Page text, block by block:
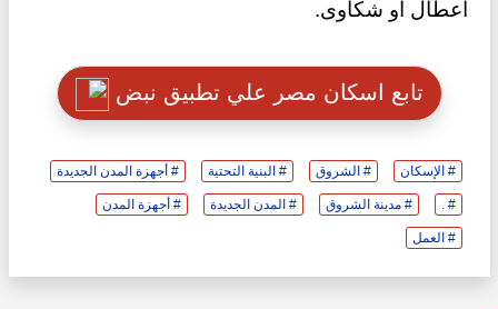
أعطال أو شكاوى.
تابع اسكان مصر علي تطبيق نبض
# الإسكان # الشروق # البنية التحتية # أجهزة المدن الجديدة
# . # مدينة الشروق # المدن الجديدة # أجهزة المدن
# العمل